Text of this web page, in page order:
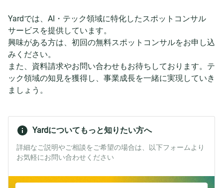
Yardでは、AI・テック領域に特化したスポットコンサル
サービスを提供しています。
興味がある方は、初回の無料スポットコンサルをお申し込
みください。
また、資料請求やお問い合わせもお待ちしております。テ
ック領域の知見を獲得し、事業成長を一緒に実現していき
ましょう。
Yardについてもっと知りたい方へ
詳細なご説明やご相談をご希望の場合は、以下フォームより
お気軽にお問い合わせください